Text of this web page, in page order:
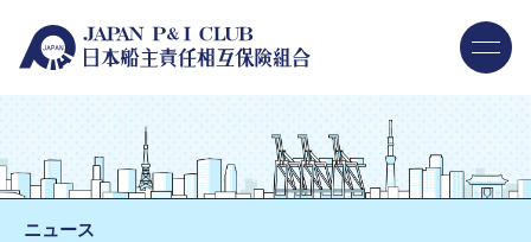
ニュース